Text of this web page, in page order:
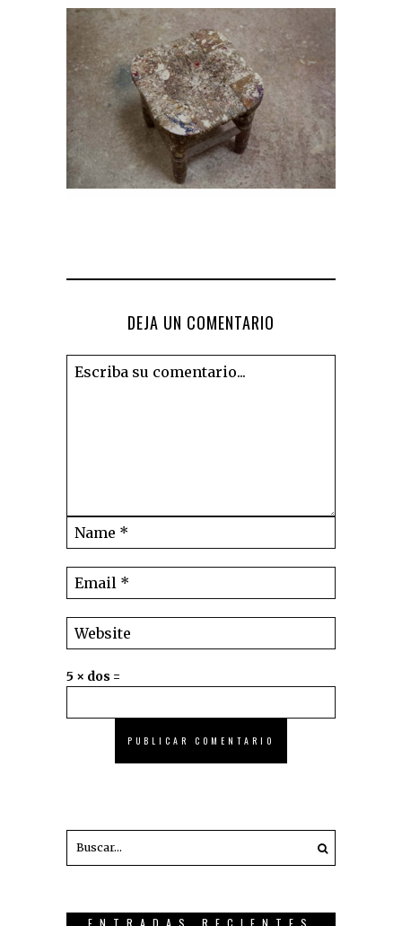
DEJA UN COMENTARIO
5 × dos =
ENTRADAS RECIENTES